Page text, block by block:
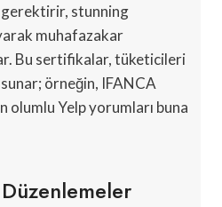
gerektirir, stunning
muhafazakar
Bu sertifikalar, tüketicileri
örneğin, IFANCA
olumlu Yelp yorumları buna